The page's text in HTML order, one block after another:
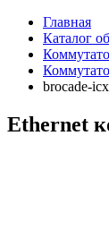
Главная
Каталог
brocade-
Ethernet